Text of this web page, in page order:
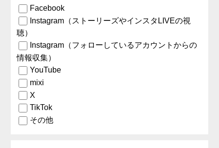
Facebook
Instagram（ストーリーズやインスタLIVEの視
聴）
Instagram（フォローしているアカウントからの
情報収集）
YouTube
mixi
X
TikTok
その他